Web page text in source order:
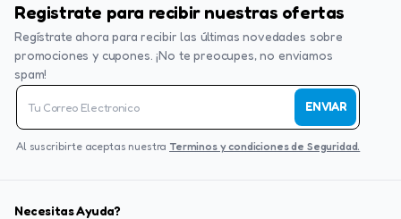
Registrate para recibir nuestras ofertas
Regístrate ahora para recibir las últimas novedades sobre
promociones y cupones. ¡No te preocupes, no enviamos
spam!
ENVIAR
Al suscribirte aceptas nuestra Terminos y condiciones de Seguridad.
Necesitas Ayuda?